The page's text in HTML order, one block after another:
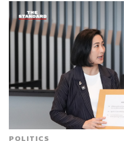
POLITICS